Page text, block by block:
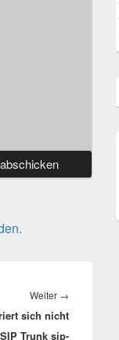
Weiter →
Beitrag:
sich nicht
Trunk sip-